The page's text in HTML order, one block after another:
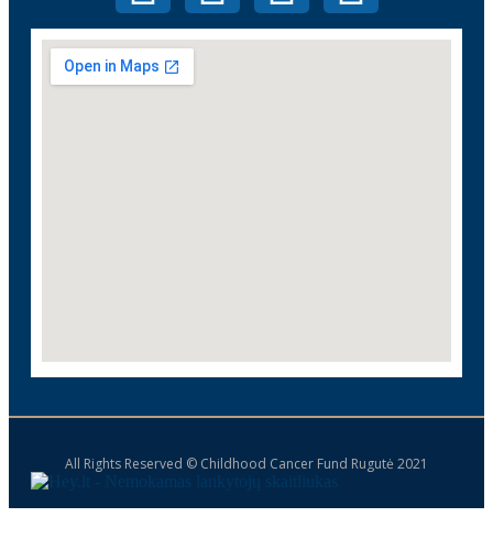
All Rights Reserved © Childhood Cancer Fund Rugutė 2021